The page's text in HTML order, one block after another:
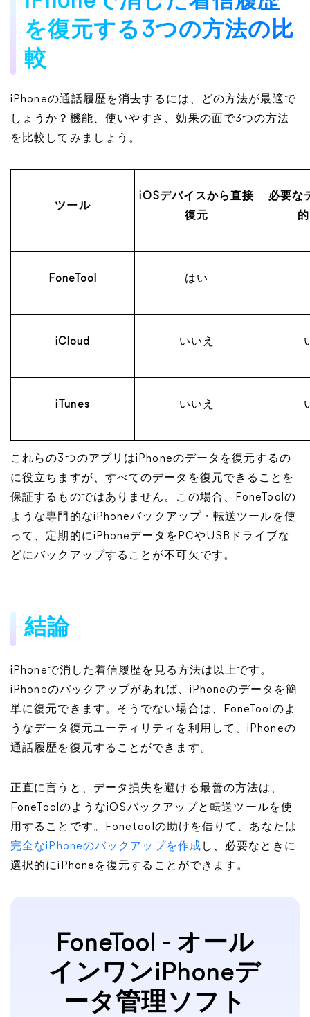
を復元する3つの方法の比
較
iPhoneの通話履歴を消去するには、どの方法が最適で
しょうか？機能、使いやすさ、効果の面で3つの方法
を比較してみましょう。
ツール
iOSデバイスから直接
復元
必要な
FoneTool はい
iCloud いいえ
iTunes いいえ
これらの3つのアプリはiPhoneのデータを復元するの
に役立ちますが、すべてのデータを復元できることを
保証するものではありません。この場合、FoneToolの
ような専門的なiPhoneバックアップ・転送ツールを使
って、定期的にiPhoneデータをPCやUSBドライブな
どにバックアップすることが不可欠です。
結論
iPhoneで消した着信履歴を見る方法は以上です。
iPhoneのバックアップがあれば、iPhoneのデータを簡
単に復元できます。そうでない場合は、FoneToolのよ
うなデータ復元ユーティリティを利用して、iPhoneの
通話履歴を復元することができます。
正直に言うと、データ損失を避ける最善の方法は、
FoneToolのようなiOSバックアップと転送ツールを使
用することです。Fonetoolの助けを借りて、あなたは
完全なiPhoneのバックアップを作成 し、必要なときに
選択的にiPhoneを復元することができます。
FoneTool - オール
インワンiPhoneデ
ータ管理ソフト